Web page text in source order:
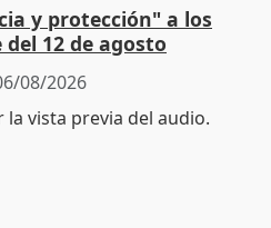
y protección" a los
12 de agosto
08/2026